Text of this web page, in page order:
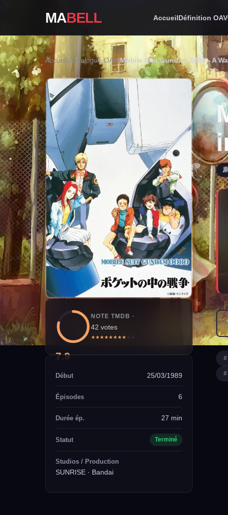
MABELL AccueilDéfinition OAV
Accueil ›Catalogue OAV›Mobile Suit Gundam 0080 - A
7.9
NOTE TMDB ·
42 votes
★★★★★★★★ ★ ★
Début 25/03/1989
Épisodes 6
Durée ép. 27 min
Statut Terminé
Studios / Production
SUNRISE · Bandai
#
#